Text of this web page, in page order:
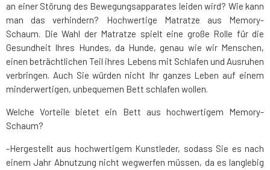
an einer Störung des Bewegungsapparates leiden wird? Wie kann
man das verhindern? Hochwertige Matratze aus Memory-
Schaum. Die Wahl der Matratze spielt eine große Rolle für die
Gesundheit Ihres Hundes, da Hunde, genau wie wir Menschen,
einen beträchtlichen Teil ihres Lebens mit Schlafen und Ausruhen
verbringen. Auch Sie würden nicht Ihr ganzes Leben auf einem
minderwertigen, unbequemen Bett schlafen wollen.
Welche Vorteile bietet ein Bett aus hochwertigem Memory-
Schaum?
-Hergestellt aus hochwertigem Kunstleder, sodass Sie es nach
einem Jahr Abnutzung nicht wegwerfen müssen, da es langlebig